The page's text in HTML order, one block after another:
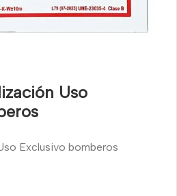
Uso
Exclusivo bomberos